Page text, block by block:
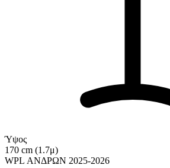
Ύψος
170 cm (1.7μ)
WPL ΑΝΔΡΩΝ 2025-2026